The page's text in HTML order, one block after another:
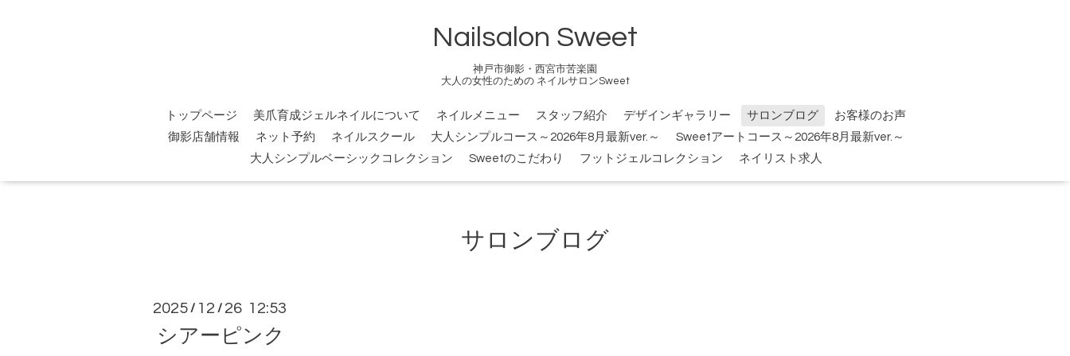
Nailsalon Sweet
神戸市御影・西宮市苦楽園
大人の女性のための ネイルサロンSweet
トップページ 美爪育成ジェルネイルについて ネイルメニュー スタッフ紹介 デザインギャラリー サロンブログ
お客様のお声
御影店舗情報
ネット予約 ネイルスクール 大人シンプルコース～2026年8月最新ver.～
Sweetアートコース～2026年8月最新ver.～
大人シンプルベーシックコレクション
Sweetのこだわり フットジェルコレクション ネイリスト求人
サロンブログ
2025 / 12 / 26 12:53
シアーピンク